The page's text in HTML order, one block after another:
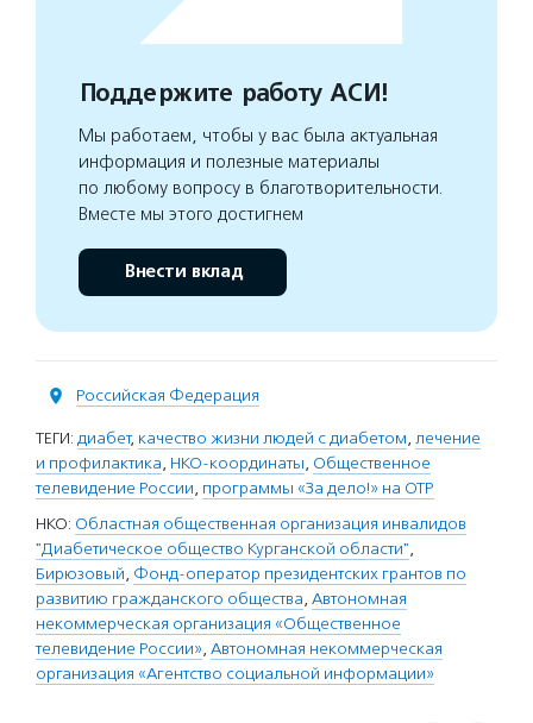
Поддержите работу АСИ!
Мы работаем, чтобы у вас была актуальная
информация и полезные материалы
по любому вопросу в благотворительности.
Вместе мы этого достигнем
Внести вклад
Российская Федерация
ТЕГИ: диабет, качество жизни людей с диабетом, лечение
и профилактика, НКО-координаты, Общественное
телевидение России, программы «За дело!» на ОТР
НКО: Областная общественная организация инвалидов
"Диабетическое общество Курганской области",
Бирюзовый, Фонд-оператор президентских грантов по
развитию гражданского общества, Автономная
некоммерческая организация «Общественное
телевидение России», Автономная некоммерческая
организация «Агентство социальной информации»